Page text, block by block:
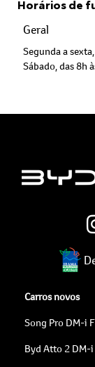
Geral
Segunda a sexta,
Sábado, das 8h
Carros novos
Song Pro DM-i
Byd Atto 2 DM-i
Byd Sealion 7